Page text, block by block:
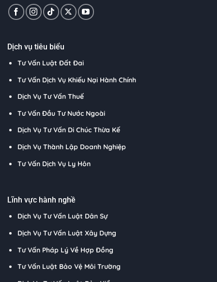
Dịch vụ tiêu biểu
Tư Vấn Luật Đất Đai
Tư Vấn Dịch Vụ Khiếu Nại Hành Chính
Dịch Vụ Tư Vấn Thuế
Tư Vấn Đầu Tư Nước Ngoài
Dịch Vụ Tư Vấn Di Chúc Thừa Kế
Dịch Vụ Thành Lập Doanh Nghiệp
Tư Vấn Dịch Vụ Ly Hôn
Lĩnh vực hành nghề
Dịch Vụ Tư Vấn Luật Dân Sự
Dịch Vụ Tư Vấn Luật Xây Dựng
Tư Vấn Pháp Lý Về Hợp Đồng
Tư Vấn Luật Bảo Vệ Môi Trường